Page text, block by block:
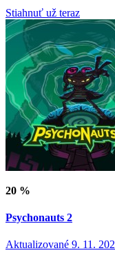
Stiahnuť už teraz
20 %
Psychonauts 2
Aktualizované 9. 11.